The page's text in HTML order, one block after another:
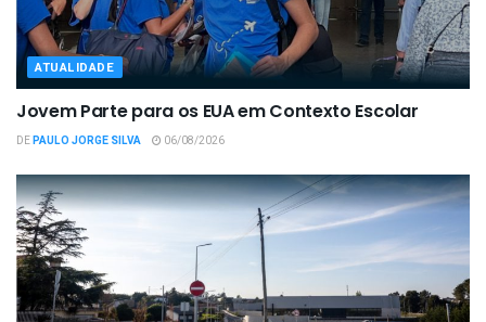
ATUALIDADE
Jovem Parte para os EUA em Contexto Escolar
DEPAULO JORGE SILVA 06/08/2026